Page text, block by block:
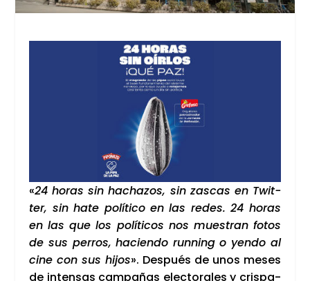
«24 horas sin hacha­zos, sin zas­cas en Twit­
ter, sin hate polí­ti­co en las redes. 24 horas
en las que los polí­ti­cos nos mues­tran fotos
de sus perros, hacien­do run­ning o yen­do al
cine con sus hijos». Des­pués de unos meses
de inten­sas cam­pa­ñas elec­to­ra­les y cris­pa­